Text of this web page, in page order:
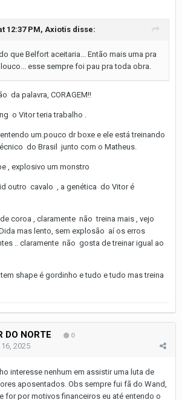
12:37 PM, Axiotis disse:
que Belfort aceitaria... Então mais uma pra
esse sempre foi pau pra toda obra.
da palavra, CORAGEM!!
o Vitor teria trabalho .
um.pouco dr boxe e ele está treinando
do Brasil junto com o Matheus.
, explosivo um monstro
outro cavalo , a genética do Vitor é
coroa , claramente não treina mais , vejo
mas lento, sem explosão aí os erros
.. claramente não gosta de treinar igual ao
shape é gordinho e tudo e tudo mas treina
DO NORTE 0
2025
interesse nenhum em assistir uma luta de
aposentados. Obs sempre fui fã do Wand,
for por motivos financeiros eu até entendo o